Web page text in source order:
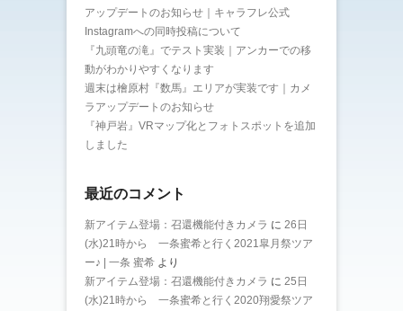
アップデートのお知らせ｜キャラフレ公式
Instagramへの同時投稿について
『九頭竜の滝』でテスト実装｜アンカーでの移
動がわかりやすくなります
週末は檜原村『数馬』エリアが実装です｜カメ
ラアップデートのお知らせ
『神戸岩』VRマップ化とフォトスポットを追加
しました
最近のコメント
新アイテム登場：召還機能付きカメラ に 26日
(水)21時から 一条蜜希と行く2021皐月祭ツア
ー♪ | 一条 蜜希 より
新アイテム登場：召還機能付きカメラ に 25日
(水)21時から 一条蜜希と行く2020翔愛祭ツア